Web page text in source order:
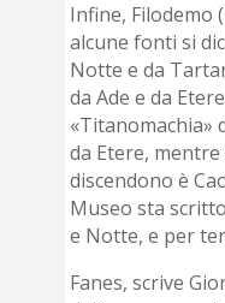
Infine, Filodemo
alcune fonti si
Notte e da
da Ade e da
«Titanomachia»
da Etere, mentre
discendono è
Museo sta
e Notte, e per
Fanes, scrive